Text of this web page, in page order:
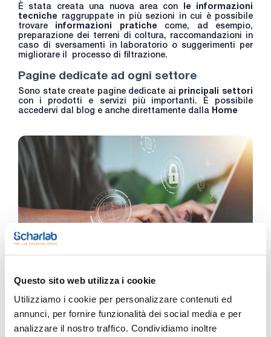
Questo sito web utilizza i cookie
Utilizziamo i cookie per personalizzare contenuti ed
annunci, per fornire funzionalità dei social media e per
analizzare il nostro traffico. Condividiamo inoltre
È stata creata una nuova area con le informazioni
tecniche raggruppate in più sezioni in cui è possibile
trovare informazioni pratiche come, ad esempio,
preparazione dei terreni di coltura, raccomandazioni in
caso di sversamenti in laboratorio o suggerimenti per
migliorare il processo di filtrazione.
Pagine dedicate ad ogni settore
Sono state create pagine dedicate ai principali settori
con i prodotti e servizi più importanti. È possibile
accedervi dal blog e anche direttamente dalla Home